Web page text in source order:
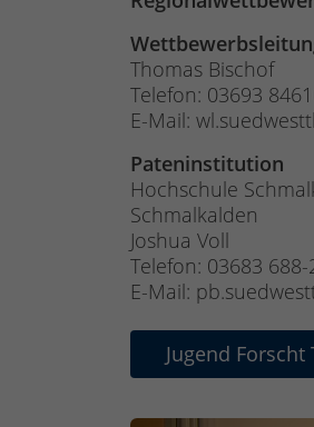
Thomas Bischof
Telefon: 03693
E-Mail:
Pateninstitution
Hochschule
Schmalkalden
Joshua Voll
Telefon: 03683 688-
E-Mail:
Jugend